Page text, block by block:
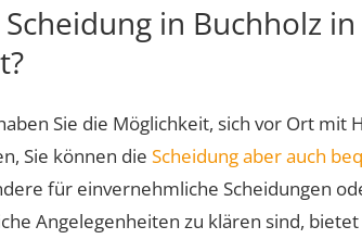
in Buchholz
Sie die Möglichkeit, sich vor Ort mit
Sie können die Scheidung aber auch
für einvernehmliche Scheidungen
Angelegenheiten zu klären sind,